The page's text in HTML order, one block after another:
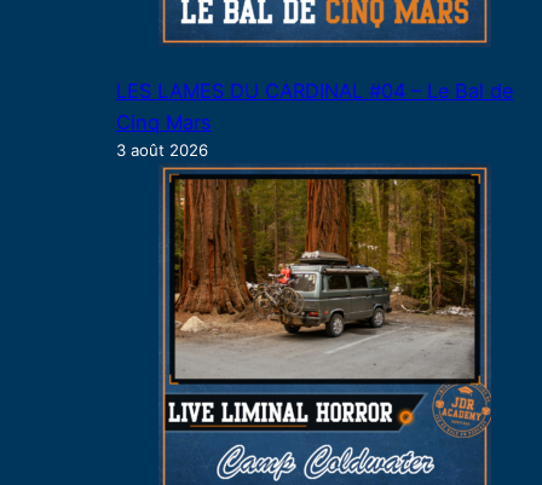
LES LAMES DU CARDINAL #04 – Le Bal de
Cinq Mars
3 août 2026